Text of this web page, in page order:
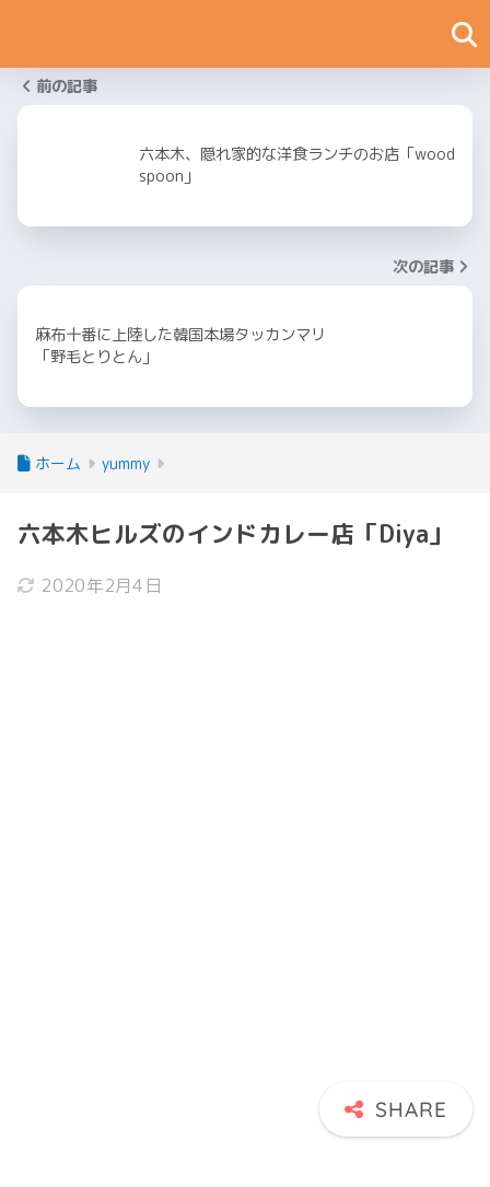
前の記事
六本木、隠れ家的な洋食ランチのお店「wood
spoon」
次の記事
麻布十番に上陸した韓国本場タッカンマリ
「野毛とりとん」
ホーム yummy
六本木ヒルズのインドカレー店「Diya」
2020年2月4日